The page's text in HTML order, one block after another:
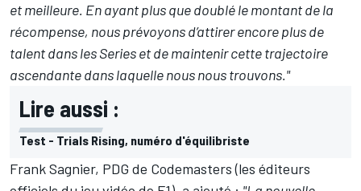
et meilleure. En ayant plus que doublé le montant de la
récompense, nous prévoyons d’attirer encore plus de
talent dans les Series et de maintenir cette trajectoire
ascendante dans laquelle nous nous trouvons."
Lire aussi :
Test - Trials Rising, numéro d'équilibriste
Frank Sagnier, PDG de Codemasters (les éditeurs